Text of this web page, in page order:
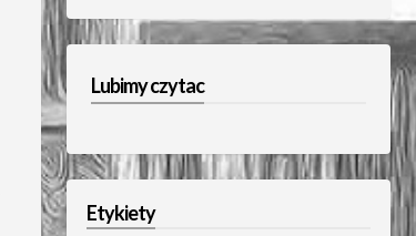
Lubimy czytac
Etykiety